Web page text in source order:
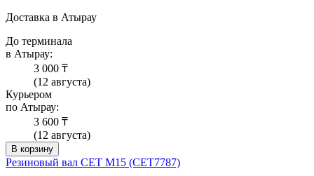
Доставка в Атырау
До терминала
в Атырау:
3 000 ₸
(12 августа)
Курьером
по Атырау:
3 600 ₸
(12 августа)
В корзину
Резиновый вал CET M15 (CET7787)